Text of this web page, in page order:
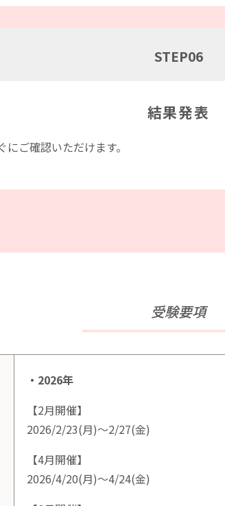
STEP06
結果発表
ご確認いただけます。
受験要項
・2026年
【2月開催】
2026/2/23(月)～2/27(金)
【4月開催】
2026/4/20(月)～4/24(金)